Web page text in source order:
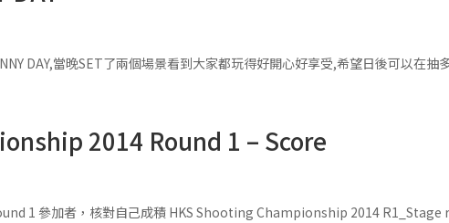
DAY,當晚SET了兩個場景看到大家都玩得好開心好享受,希望日後可以在抽
2014 Round 1 – Score
1 參加者，核對自己成積 HKS Shooting Championship 2014